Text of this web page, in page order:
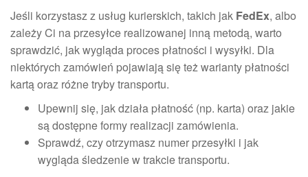
Jeśli korzystasz z usług kurierskich, takich jak FedEx, albo
zależy Ci na przesyłce realizowanej inną metodą, warto
sprawdzić, jak wygląda proces płatności i wysyłki. Dla
niektórych zamówień pojawiają się też warianty płatności
kartą oraz różne tryby transportu.
Upewnij się, jak działa płatność (np. karta) oraz jakie
są dostępne formy realizacji zamówienia.
Sprawdź, czy otrzymasz numer przesyłki i jak
wygląda śledzenie w trakcie transportu.